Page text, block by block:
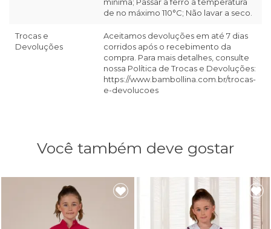
mínima; Passar a ferro a temperatura
de no máximo 110°C; Não lavar a seco.
Trocas e
Devoluções
Aceitamos devoluções em até 7 dias
corridos após o recebimento da
compra. Para mais detalhes, consulte
nossa Política de Trocas e Devoluções:
https://www.bambollina.com.br/trocas-
e-devolucoes
Você também deve gostar